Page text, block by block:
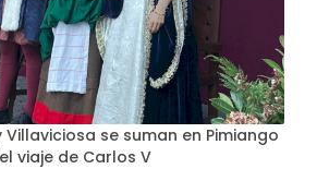
Villaviciosa se suman en Pimiango
viaje de Carlos V